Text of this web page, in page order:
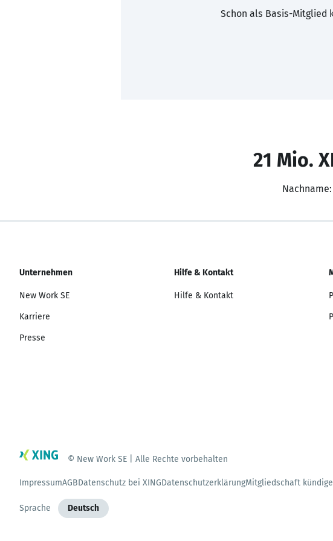
Schon als Basis-Mitglied
21 Mio.
Nachname:
Unternehmen
New Work SE
Karriere
Presse
Hilfe & Kontakt
Hilfe & Kontakt
© New Work SE | Alle Rechte vorbehalten
ImpressumAGBDatenschutz bei XINGDatenschutzerklärungMitgliedschaft
Sprache Deutsch